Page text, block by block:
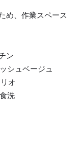
め、作業スペース
ン
シュベージュ
オ
洗